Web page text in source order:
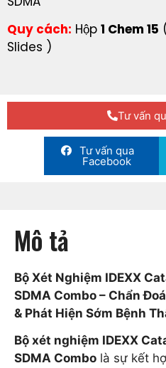
Quy cách: Hộp 1 Chem 15
Slides )
Tư vấn
Tư vấn qua
Facebook
Mô tả
Bộ Xét Nghiệm IDEXX
SDMA Combo – Chẩn
& Phát Hiện Sớm Bệnh
Bộ xét nghiệm IDEXX
SDMA Combo là sự kết